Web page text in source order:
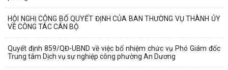
HỘI NGHỊ CÔNG BỐ QUYẾT ĐỊNH CỦA BAN THƯỜNG VỤ THÀNH ỦY
VỀ CÔNG TÁC CÁN BỘ
Quyết định 859/QĐ-UBND về việc bổ nhiệm chức vụ Phó Giám đốc
Trung tâm Dịch vụ sự nghiệp công phường An Dương